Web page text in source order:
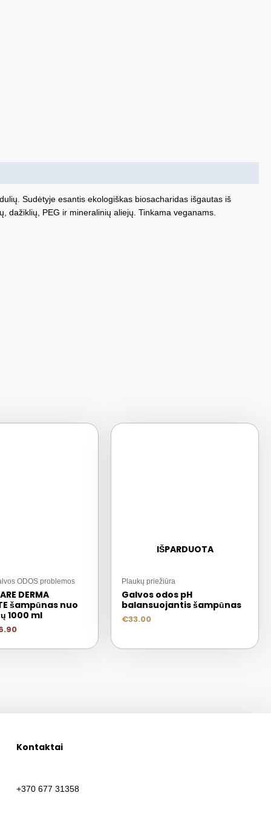
Sudėtyje esantis ekologiškas biosacharidas išgautas iš
dažiklių, PEG ir mineralinių aliejų. Tinkama veganams.
ODOS problemos
DERMA
šampūnas nuo
1000 ml
IŠPARDUOTA
Plaukų priežiūra
Galvos odos pH
balansuojantis šampūnas
€33.00
Kontaktai
+370 677 31358